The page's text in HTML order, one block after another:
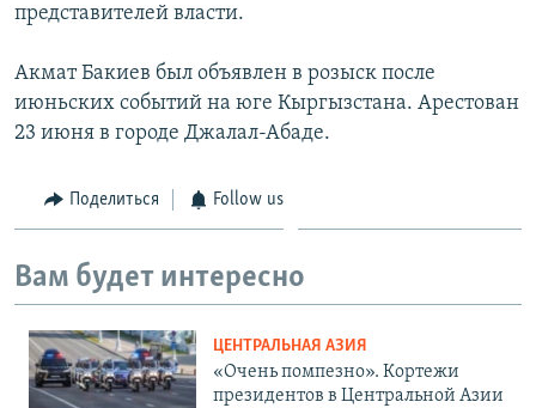
представителей власти.
Акмат Бакиев был объявлен в розыск после
июньских событий на юге Кыргызстана. Арестован
23 июня в городе Джалал-Абаде.
Поделиться Follow us
Вам будет интересно
ЦЕНТРАЛЬНАЯ АЗИЯ
«Очень помпезно». Кортежи
президентов в Центральной Азии